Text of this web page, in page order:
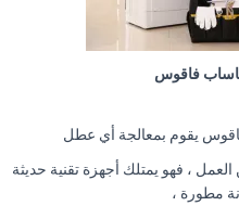
فاقوس
يقوم بمعالجة أي عطل
، فهو يمتلك أجهزة تقنية حديثة
مطورة ،